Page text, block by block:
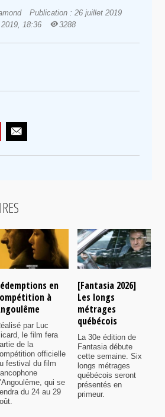
Publication : 26 juillet 2019
18:36
3288
en
à
par Luc
le film fera
de la
officielle
festival du film
qui se
du 24 au 29
[Fantasia 2026]
Les longs
métrages
québécois
La 30e édition de
Fantasia débute
cette semaine. Six
longs métrages
québécois seront
présentés en
primeur.